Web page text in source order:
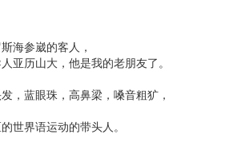
海参崴的客人，
亚历山大，他是我的老朋友了。
，蓝眼珠，高鼻梁，嗓音粗犷，
世界语运动的带头人。